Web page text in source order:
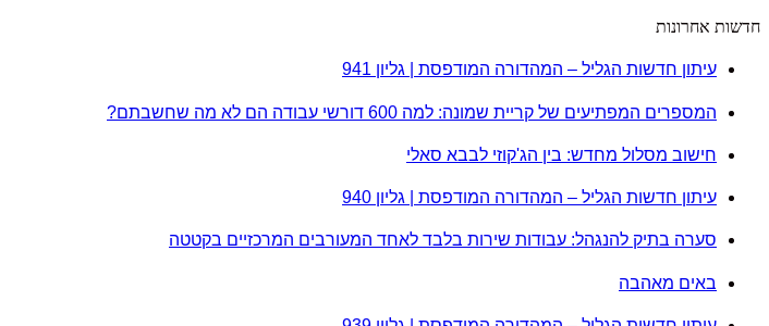
חדשות אחרונות
עיתון חדשות הגליל – המהדורה המודפסת | גליון 941
המספרים המפתיעים של קריית שמונה: למה 600 דורשי עבודה הם לא מה שחשבתם?
חישוב מסלול מחדש: בין הג'קוזי לבבא סאלי
עיתון חדשות הגליל – המהדורה המודפסת | גליון 940
סערה בתיק להנגהל: עבודות שירות בלבד לאחד המעורבים המרכזיים בקטטה
באים מאהבה